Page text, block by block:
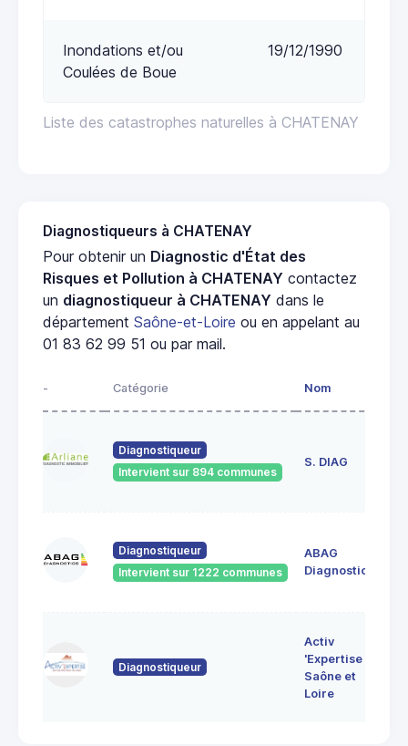
Liste des catastrophes naturelles à CHATENAY
Inondations et/ou
Coulées de Boue
19/12/1990
Diagnostiqueurs à CHATENAY
Pour obtenir un Diagnostic d'État des
Risques et Pollution à CHATENAY contactez
un diagnostiqueur à CHATENAY dans le
département Saône-et-Loire ou en appelant au
01 83 62 99 51 ou par mail.
- Catégorie Nom
Diagnostiqueur
Intervient sur 894 communes
S. DIAG
Diagnostiqueur
Intervient sur 1222 communes
ABAG
Diagnostics
Diagnostiqueur
Activ
'Expertise
Saône et
Loire